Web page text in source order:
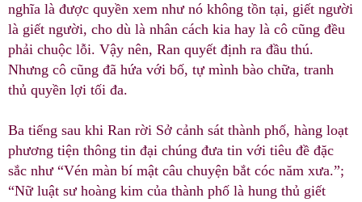
nghĩa là được quyền xem như nó không tồn tại, giết người
là giết người, cho dù là nhân cách kia hay là cô cũng đều
phải chuộc lỗi. Vậy nên, Ran quyết định ra đầu thú.
Nhưng cô cũng đã hứa với bố, tự mình bào chữa, tranh
thủ quyền lợi tối đa.
Ba tiếng sau khi Ran rời Sở cảnh sát thành phố, hàng loạt
phương tiện thông tin đại chúng đưa tin với tiêu đề đặc
sắc như “Vén màn bí mật câu chuyện bắt cóc năm xưa.”;
“Nữ luật sư hoàng kim của thành phố là hung thủ giết